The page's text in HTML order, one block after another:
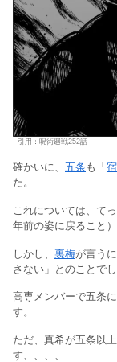
引用：呪術廻戦252話
確かいに、 五条 も「
た。
これについては、て
年前の姿に戻ること
しかし、 裏梅が言う
さない」とのことでし
高専メンバーで五条
す。
ただ、真希が五条以
す、、、、